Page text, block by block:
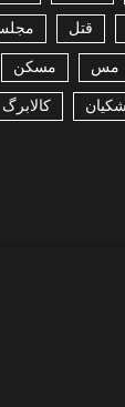
قتل
مس مسکن
کالابرگ